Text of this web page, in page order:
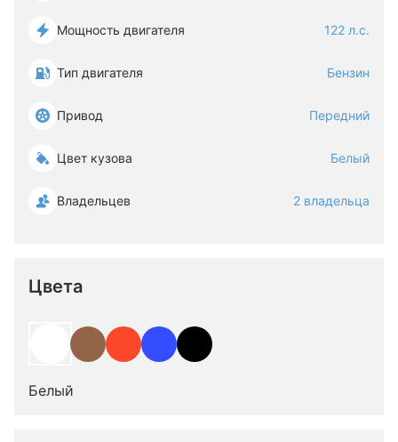
Мощность двигателя 122 л.с.
Тип двигателя Бензин
Привод Передний
Цвет кузова Белый
Владельцев 2 владельца
Цвета
Белый